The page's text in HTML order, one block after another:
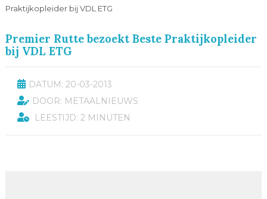
Praktijkopleider bij VDL ETG
Premier Rutte bezoekt Beste Praktijkopleider
bij VDL ETG
DATUM: 20-03-2013
DOOR: METAALNIEUWS
LEESTIJD: 2 MINUTEN